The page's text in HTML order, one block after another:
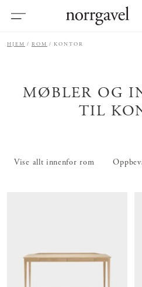
HJEM ROM KONTOR
MØBLER OG
TIL
Vise allt innenfor rom